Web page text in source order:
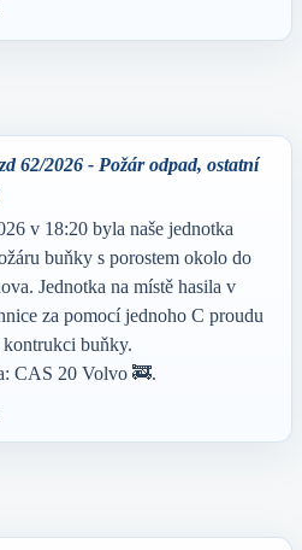
62/2026 - Požár odpad, ostatní
v 18:20 byla naše jednotka
buňky s porostem okolo do
Jednotka na místě hasila v
za pomocí jednoho C proudu
kontrukci buňky.
CAS 20 Volvo 🚒.